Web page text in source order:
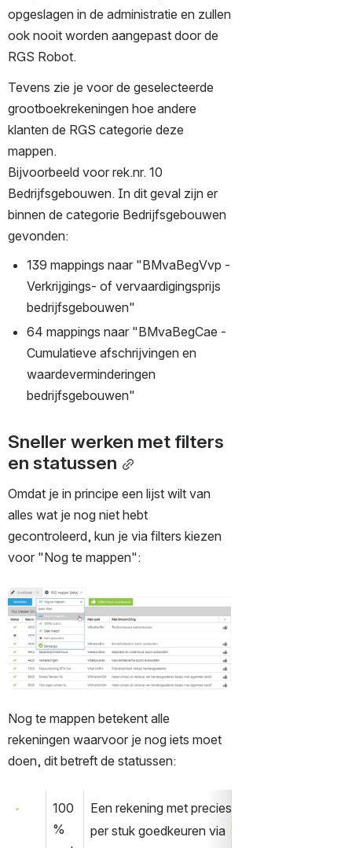
opgeslagen in de administratie en zullen
ook nooit worden aangepast door de
RGS Robot.
Tevens zie je voor de geselecteerde
grootboekrekeningen hoe andere
klanten de RGS categorie deze
mappen.
Bijvoorbeeld voor rek.nr. 10
Bedrijfsgebouwen. In dit geval zijn er
binnen de categorie Bedrijfsgebouwen
gevonden:
139 mappings naar "BMvaBegVvp -
Verkrijgings- of vervaardigingsprijs
bedrijfsgebouwen"
64 mappings naar "BMvaBegCae -
Cumulatieve afschrijvingen en
waardeverminderingen
bedrijfsgebouwen"
Sneller werken met filters
en statussen
Omdat je in principe een lijst wilt van
alles wat je nog niet hebt
gecontroleerd, kun je via filters kiezen
voor "Nog te mappen":
Open
Nog te mappen betekent alle
rekeningen waarvoor je nog iets moet
doen, dit betreft de statussen:
100
%
Een rekening met precies hetzelfde
per stuk goedkeuren via